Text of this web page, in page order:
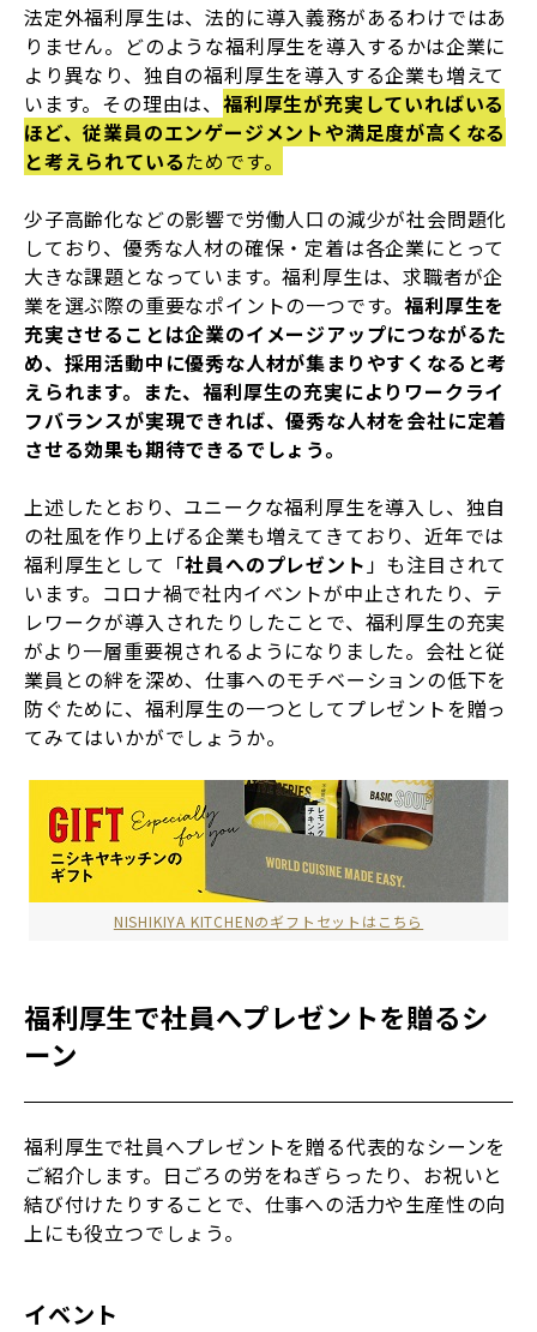
法定外福利厚生は、法的に導入義務があるわけではあ
りません。どのような福利厚生を導入するかは企業に
より異なり、独自の福利厚生を導入する企業も増えて
います。その理由は、 福利厚生が充実していればいる
ほど、従業員のエンゲージメントや満足度が高くなる
と考えられているためです。
少子高齢化などの影響で労働人口の減少が社会問題化
しており、優秀な人材の確保・定着は各企業にとって
大きな課題となっています。福利厚生は、求職者が企
業を選ぶ際の重要なポイントの一つです。福利厚生を
充実させることは企業のイメージアップにつながるた
め、採用活動中に優秀な人材が集まりやすくなると考
えられます。また、福利厚生の充実によりワークライ
フバランスが実現できれば、優秀な人材を会社に定着
させる効果も期待できるでしょう。
上述したとおり、ユニークな福利厚生を導入し、独自
の社風を作り上げる企業も増えてきており、近年では
福利厚生として「社員へのプレゼント 」も注目されて
います。コロナ禍で社内イベントが中止されたり、テ
レワークが導入されたりしたことで、福利厚生の充実
がより一層重要視されるようになりました。会社と従
業員との絆を深め、仕事へのモチベーションの低下を
防ぐために、福利厚生の一つとしてプレゼントを贈っ
てみてはいかがでしょうか。
NISHIKIYA KITCHENのギフトセットはこちら
福利厚生で社員へプレゼントを贈るシ
ーン
福利厚生で社員へプレゼントを贈る代表的なシーンを
ご紹介します。日ごろの労をねぎらったり、お祝いと
結び付けたりすることで、仕事への活力や生産性の向
上にも役立つでしょう。
イベント